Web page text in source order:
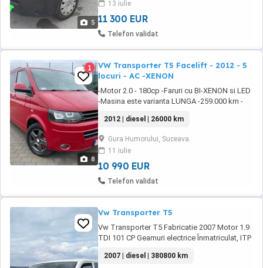
5
Verificare ITP valabilă pina la data de ...
13 iulie
11 300 EUR
Telefon validat
8
1
VW Transporter T5 Facelift - 2012 - 5
locuri - AC -XENON
-Motor 2.0 - 180cp -Faruri cu BI-XENON si LED
-Masina este varianta LUNGA -259.000 km -
perfect -5 locuri -interior textil -Radio CD +
media+bluetooth -Inchidere centralizata -3
chei -Cauciucuri bune cu jante de aliaj -
Geamuri electrice -Pilot automat -Volan
multifunctional ...
2012 | diesel | 26000 km
Gura Humorului, Suceava
11 iulie
10 990 EUR
Telefon validat
Vw Transporter T5
Vw Transporter T5 Fabricatie 2007 Motor 1.9
TDI 101 CP Geamuri electrice Înmatriculat, ITP
funcționare Factură, preț negociabil, TVA
2007 | diesel | 380800 km